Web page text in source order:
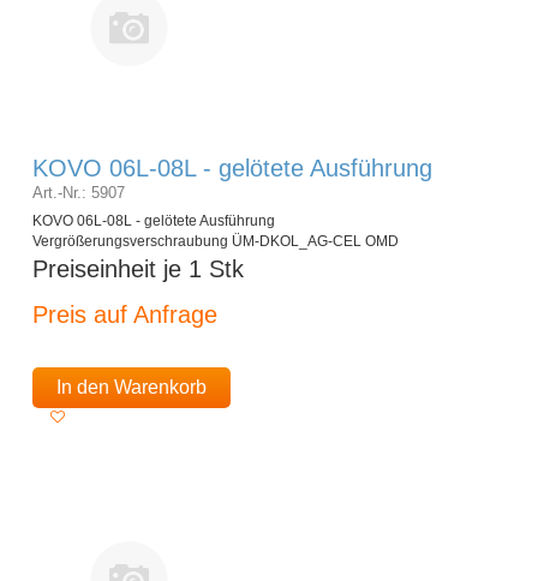
KOVO 06L-08L - gelötete Ausführung
Art.-Nr.: 5907
KOVO 06L-08L - gelötete Ausführung
Vergrößerungsverschraubung ÜM-DKOL_AG-CEL OMD
Preiseinheit je 1 Stk
Preis auf Anfrage
In den Warenkorb